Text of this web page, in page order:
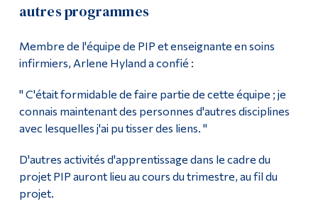
autres programmes
Membre de l'équipe de PIP et enseignante en soins
infirmiers, Arlene Hyland a confié :
" C'était formidable de faire partie de cette équipe ; je
connais maintenant des personnes d'autres disciplines
avec lesquelles j'ai pu tisser des liens. "
D'autres activités d'apprentissage dans le cadre du
projet PIP auront lieu au cours du trimestre, au fil du
projet.